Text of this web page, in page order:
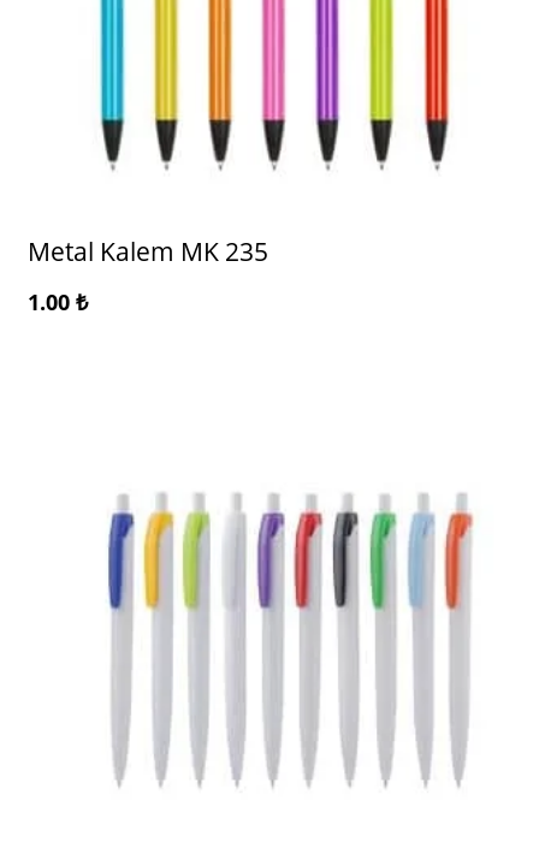
Metal Kalem MK 235
1.00 ₺